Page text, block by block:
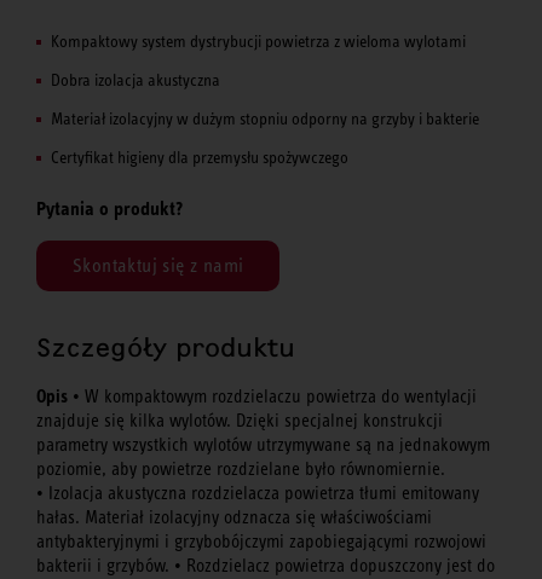
Kompaktowy system dystrybucji powietrza z wieloma wylotami
Dobra izolacja akustyczna
Materiał izolacyjny w dużym stopniu odporny na grzyby i bakterie
Certyfikat higieny dla przemysłu spożywczego
Pytania o produkt?
Skontaktuj się z nami
Szczegóły produktu
Opis • W kompaktowym rozdzielaczu powietrza do wentylacji
znajduje się kilka wylotów. Dzięki specjalnej konstrukcji
parametry wszystkich wylotów utrzymywane są na jednakowym
poziomie, aby powietrze rozdzielane było równomiernie.
• Izolacja akustyczna rozdzielacza powietrza tłumi emitowany
hałas. Materiał izolacyjny odznacza się właściwościami
antybakteryjnymi i grzybobójczymi zapobiegającymi rozwojowi
bakterii i grzybów. • Rozdzielacz powietrza dopuszczony jest do